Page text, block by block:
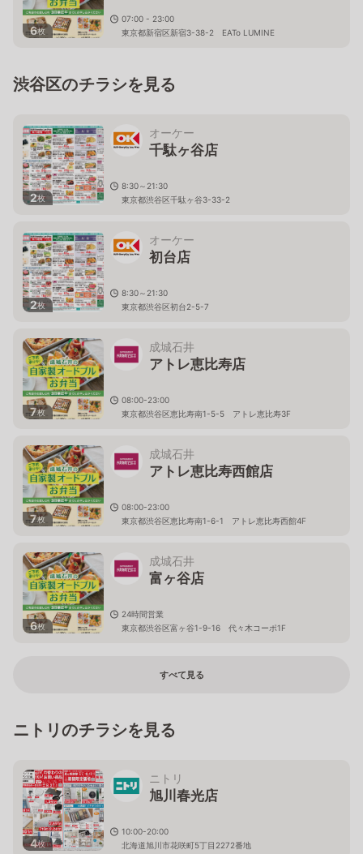
6枚
07:00 - 23:00
東京都新宿区新宿3-38-2 EATo LUMINE
渋谷区のチラシを見る
2枚
オーケー
千駄ヶ谷店
8:30～21:30
東京都渋谷区千駄ヶ谷3-33-2
2枚
オーケー
初台店
8:30～21:30
東京都渋谷区初台2-5-7
7枚
成城石井
アトレ恵比寿店
08:00-23:00
東京都渋谷区恵比寿南1-5-5 アトレ恵比寿3F
7枚
成城石井
アトレ恵比寿西館店
08:00-23:00
東京都渋谷区恵比寿南1-6-1 アトレ恵比寿西館4F
6枚
成城石井
富ヶ谷店
24時間営業
東京都渋谷区富ヶ谷1-9-16 代々木コーポ1F
すべて見る
ニトリのチラシを見る
4枚
ニトリ
旭川春光店
10:00-20:00
北海道旭川市花咲町5丁目2272番地